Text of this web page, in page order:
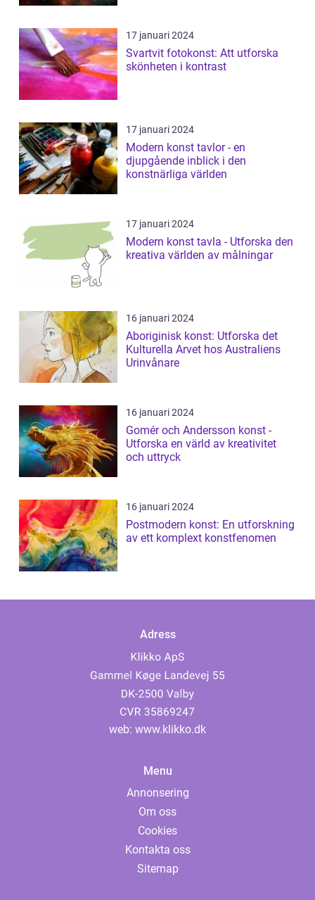
17 januari 2024
Svartvit fotokonst: Att utforska
skönheten i kontrast
17 januari 2024
Modern konst tavlor - en
djupgående inblick i den
konstnärliga världen
17 januari 2024
Modern konst tavla - Utforska den
kreativa världen av målningar
16 januari 2024
Aboriginisk konst: Utforska det
Kulturella Arvet hos Australiens
Urinvånare
16 januari 2024
Gomér och Andersson konst -
Utforska en värld av kreativitet
och uttryck
16 januari 2024
Postmodern konst: En utforskning
av ett komplext konstfenomen
Adress
web: www.klikko.dk
Menu
Annonsering
Om oss
Cookies
Kontakta oss
Sitemap